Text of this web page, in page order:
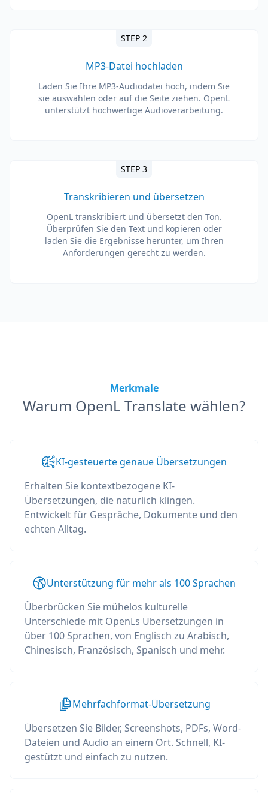
STEP 2
MP3-Datei hochladen
Laden Sie Ihre MP3-Audiodatei hoch, indem Sie
sie auswählen oder auf die Seite ziehen. OpenL
unterstützt hochwertige Audioverarbeitung.
STEP 3
Transkribieren und übersetzen
OpenL transkribiert und übersetzt den Ton.
Überprüfen Sie den Text und kopieren oder
laden Sie die Ergebnisse herunter, um Ihren
Anforderungen gerecht zu werden.
Merkmale
Warum OpenL Translate wählen?
KI-gesteuerte genaue Übersetzungen
Erhalten Sie kontextbezogene KI-
Übersetzungen, die natürlich klingen.
Entwickelt für Gespräche, Dokumente und den
echten Alltag.
Unterstützung für mehr als 100 Sprachen
Überbrücken Sie mühelos kulturelle
Unterschiede mit OpenLs Übersetzungen in
über 100 Sprachen, von Englisch zu Arabisch,
Chinesisch, Französisch, Spanisch und mehr.
Mehrfachformat-Übersetzung
Übersetzen Sie Bilder, Screenshots, PDFs, Word-
Dateien und Audio an einem Ort. Schnell, KI-
gestützt und einfach zu nutzen.